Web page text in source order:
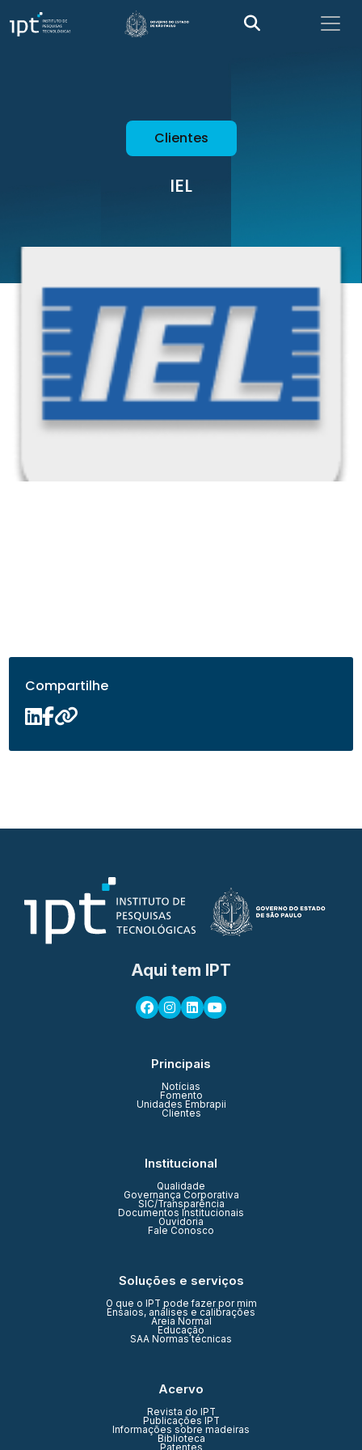
Clientes
IEL
Compartilhe
Aqui tem IPT
Principais
Notícias
Fomento
Unidades Embrapii
Clientes
Institucional
Qualidade
Governança Corporativa
SIC/Transparência
Documentos Institucionais
Ouvidoria
Fale Conosco
Soluções e serviços
O que o IPT pode fazer por mim
Ensaios, análises e calibrações
Areia Normal
Educação
SAA Normas técnicas
Acervo
Revista do IPT
Publicações IPT
Informações sobre madeiras
Biblioteca
Patentes